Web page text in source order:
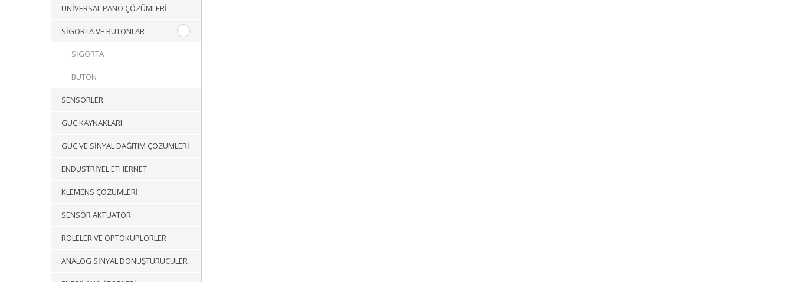
UNIVERSAL PANO ÇÖZÜMLERI
SIGORTA VE BUTONLAR
SIGORTA
BUTON
SENSÖRLER
GÜÇ KAYNAKLARI
GÜÇ VE SINYAL DAĞITIM ÇÖZÜMLERI
ENDÜSTRIYEL ETHERNET
KLEMENS ÇÖZÜMLERI
SENSÖR AKTUATÖR
RÖLELER VE OPTOKUPLÖRLER
ANALOG SINYAL DÖNÜŞTÜRÜCÜLER